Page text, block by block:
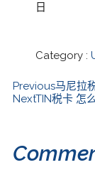
日
Category :
Previous马尼拉
NextTIN税卡 怎